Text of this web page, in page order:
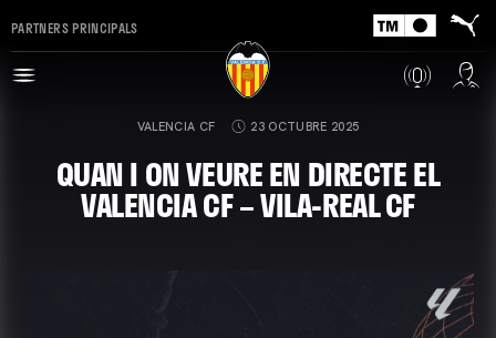
PARTNERS PRINCIPALS
VALENCIA CF 23 OCTUBRE 2025
QUAN I ON VEURE EN DIRECTE EL
VALENCIA CF – VILA-REAL CF